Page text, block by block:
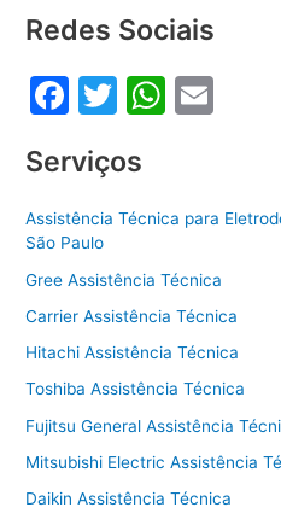
o
o
k
p
p
Redes Sociais
F
c
e
b
o
o
k
T
itt
er
W
s
p
p
l
Serviços
Assistência Técnica para
São Paulo
Gree Assistência Técnica
Carrier Assistência Técnica
Hitachi Assistência Técnica
Toshiba Assistência Técnica
Fujitsu General Assistência
Mitsubishi Electric Assistência
Daikin Assistência Técnica